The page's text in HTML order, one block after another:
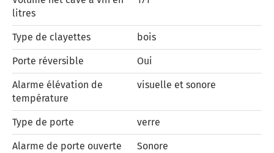
litres
Type de clayettes bois
Porte réversible Oui
Alarme élévation de
température
visuelle et sonore
Type de porte verre
Alarme de porte ouverte Sonore